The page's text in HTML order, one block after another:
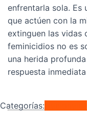
enfrentarla sola. Es
que actúen con la
extinguen las vidas
feminicidios no es
una herida
respuesta
Categorías: